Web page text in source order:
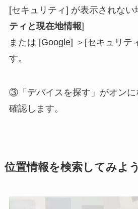
[セキュリティ] が表示されない
ティと現在地情報]
または [Google] ＞[セキュリテ
す。
③「デバイスを探す」がオンに
確認します。
位置情報を検索してみよ